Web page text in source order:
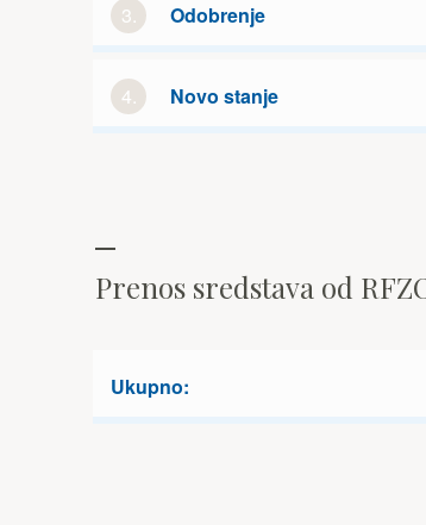
3. Odobrenje
4. Novo stanje
Prenos sredstava od
Ukupno: